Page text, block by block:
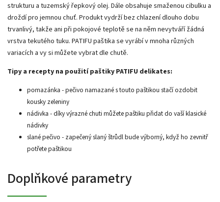
strukturu a tuzemský řepkový olej. Dále obsahuje smaženou cibulku a
droždí pro jemnou chuť. Produkt vydrží bez chlazení dlouho dobu
trvanlivý, takže ani při pokojové teplotě se na něm nevytváří žádná
vrstva tekutého tuku. PATIFU paštika se vyrábí v mnoha různých
variacích a vy si můžete vybrat dle chutě.
Tipy a recepty na použití paštiky PATIFU delikates:
pomazánka - pečivo namazané s touto paštikou stačí ozdobit
kousky zeleniny
nádivka - díky výrazné chuti můžete paštiku přidat do vaší klasické
nádivky
slané pečivo - zapečený slaný štrůdl bude výborný, když ho zevnitř
potřete paštikou
Doplňkové parametry